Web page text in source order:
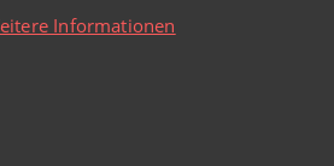
Informationen